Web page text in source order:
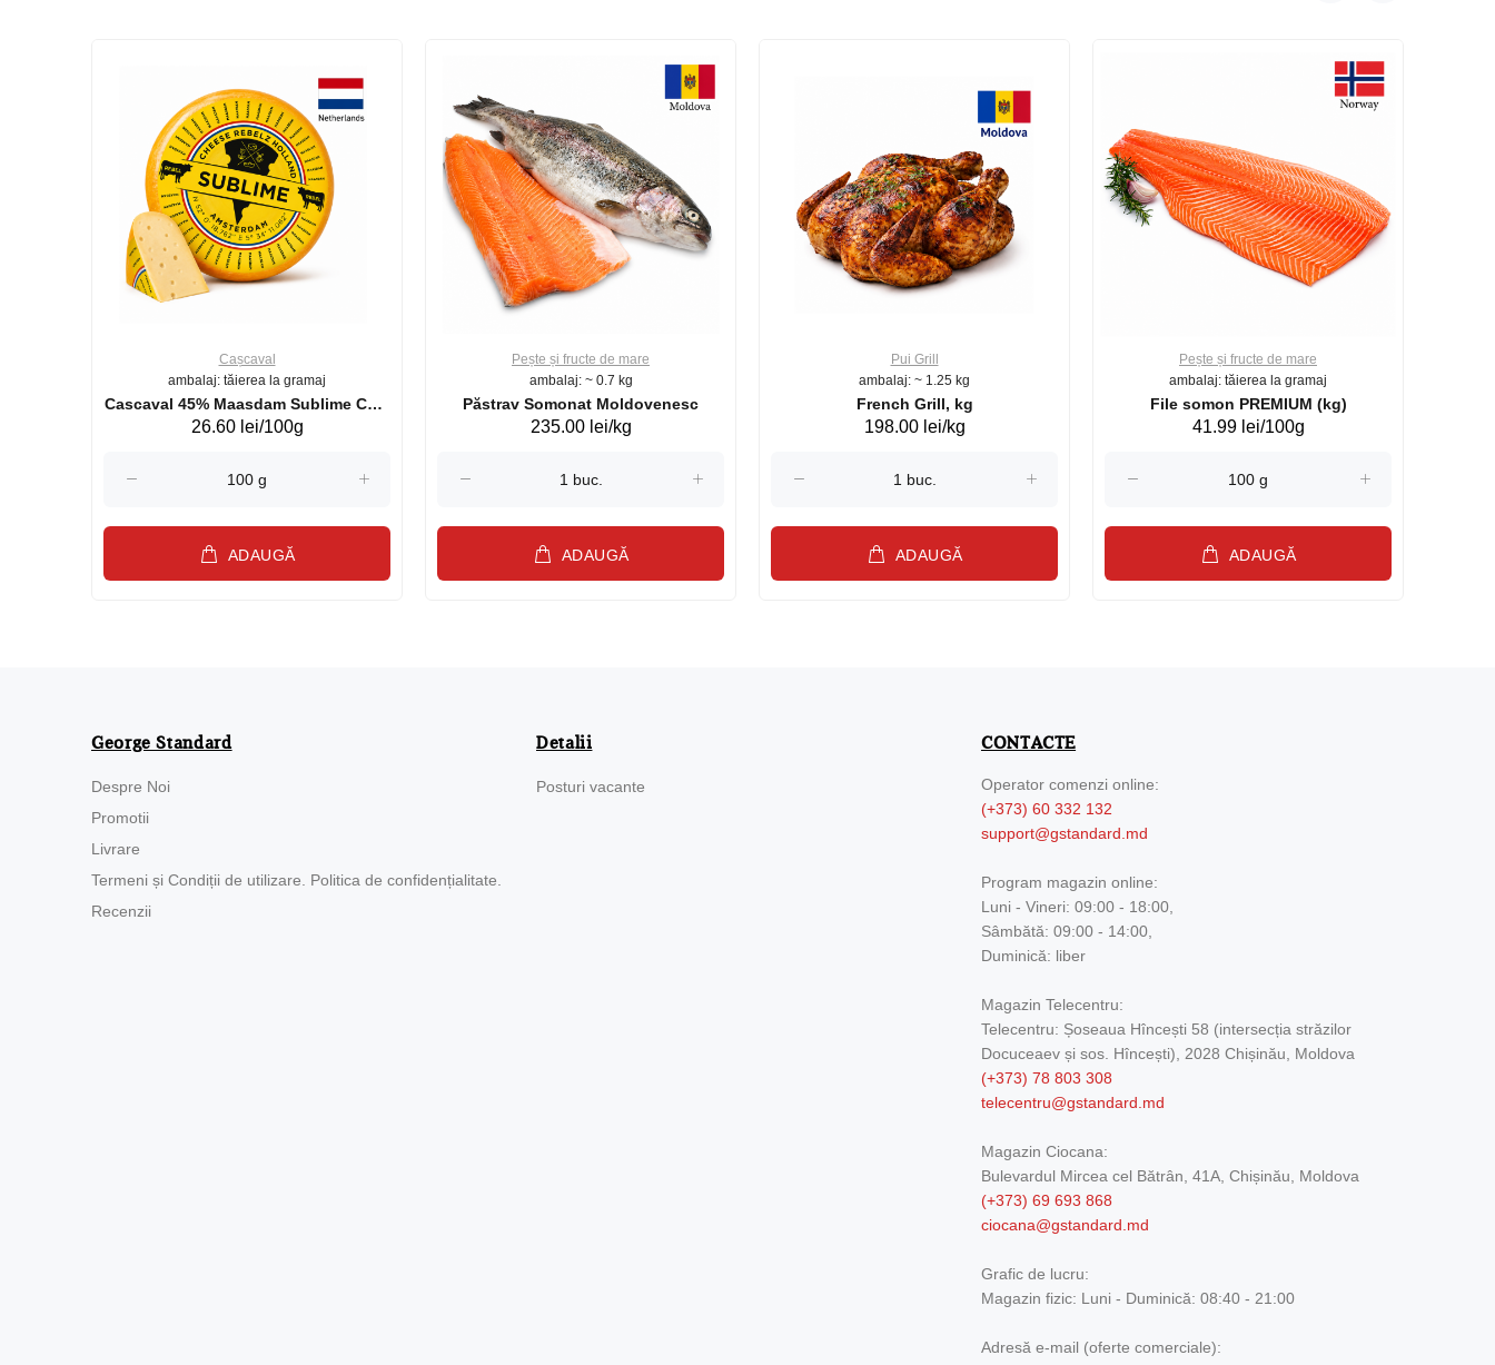
Cașcaval
ambalaj: tăierea la gramaj
Cascaval 45% Maasdam Sublime Cow
(075002)
26.60 lei/100g
ADAUGĂ
Pește și fructe de mare
ambalaj: ~ 0.7 kg
Păstrav Somonat Moldovenesc
235.00 lei/kg
ADAUGĂ
Pui Grill
ambalaj: ~ 1.25 kg
French Grill, kg
198.00 lei/kg
ADAUGĂ
Pește și fructe de mare
ambalaj: tăierea la gramaj
File somon PREMIUM (kg)
41.99 lei/100g
ADAUGĂ
George Standard
Despre Noi
Promotii
Livrare
Termeni și Condiții de utilizare. Politica de confidențialitate.
Recenzii
Detalii
Posturi vacante
CONTACTE
Operator comenzi online:
(+373) 60 332 132
support@gstandard.md
Program magazin online:
Luni - Vineri: 09:00 - 18:00,
Sâmbătă: 09:00 - 14:00,
Duminică: liber
Magazin Telecentru:
Telecentru: Șoseaua Hîncești 58 (intersecția străzilor
Docuceaev și sos. Hîncești), 2028 Chișinău, Moldova
(+373) 78 803 308
telecentru@gstandard.md
Magazin Ciocana:
Bulevardul Mircea cel Bătrân, 41A, Chișinău, Moldova
(+373) 69 693 868
ciocana@gstandard.md
Grafic de lucru:
Magazin fizic: Luni - Duminică: 08:40 - 21:00
Adresă e-mail (oferte comerciale):